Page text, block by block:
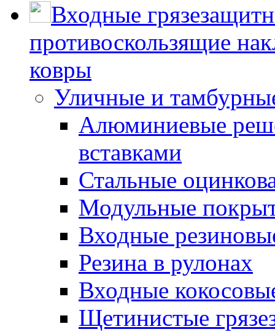
Входные
противоскользящие
ковры
Уличные и
Алюминиевые
вставками
Стальные
Модульные
Входные
Резина в рулонах
Входные
Щетинистые